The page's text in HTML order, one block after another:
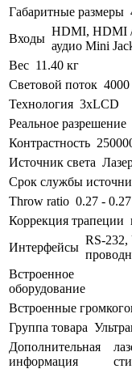
Габаритные размеры
Входы
HDMI, HDMI
аудио Mini
Вес 11.40 кг
Световой поток
Технология 3xLCD
Реальное разрешение
Контрастность
Источник света
Срок службы
Throw ratio 0.27 - 0.27
Коррекция трапеции
Интерфейсы
RS-232,
Встроенное
оборудование
Встроенные
Группа товара
Дополнительная
информация